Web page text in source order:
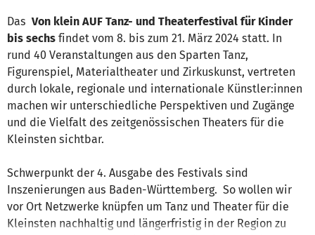
Das Von klein AUF Tanz- und Theaterfestival für Kinder
bis sechs findet vom 8. bis zum 21. März 2024 statt. In
rund 40 Veranstaltungen aus den Sparten Tanz,
Figurenspiel, Materialtheater und Zirkuskunst, vertreten
durch lokale, regionale und internationale Künstler:innen
machen wir unterschiedliche Perspektiven und Zugänge
und die Vielfalt des zeitgenössischen Theaters für die
Kleinsten sichtbar.
Schwerpunkt der 4. Ausgabe des Festivals sind
Inszenierungen aus Baden-Württemberg. So wollen wir
vor Ort Netzwerke knüpfen um Tanz und Theater für die
Kleinsten nachhaltig und längerfristig in der Region zu